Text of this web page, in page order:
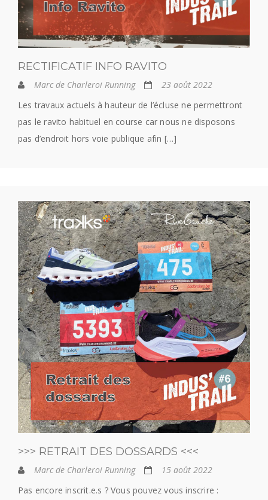
RECTIFICATIF INFO RAVITO
Marc de Charleroi Running
23 août 2022
Les travaux actuels à hauteur de l’écluse ne permettront
pas le ravito habituel en course car nous ne disposons
pas d’endroit hors voie publique afin […]
>>> RETRAIT DES DOSSARDS <<<
Marc de Charleroi Running
15 août 2022
Pas encore inscrit.e.s ? Vous pouvez vous inscrire :